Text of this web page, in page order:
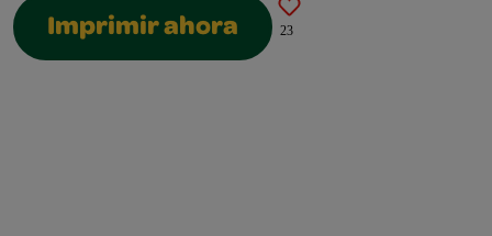
Imprimir ahora 23